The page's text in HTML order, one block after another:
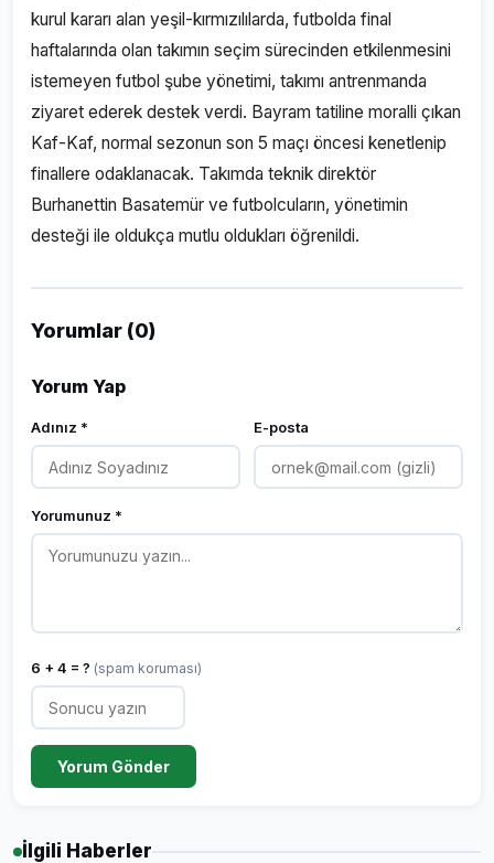
kurul kararı alan yeşil-kırmızılılarda, futbolda final
haftalarında olan takımın seçim sürecinden etkilenmesini
istemeyen futbol şube yönetimi, takımı antrenmanda
ziyaret ederek destek verdi. Bayram tatiline moralli çıkan
Kaf-Kaf, normal sezonun son 5 maçı öncesi kenetlenip
finallere odaklanacak. Takımda teknik direktör
Burhanettin Basatemür ve futbolcuların, yönetimin
desteği ile oldukça mutlu oldukları öğrenildi.
Yorumlar (0)
Yorum Yap
Adınız * E-posta
Yorumunuz *
6 + 4 = ? (spam koruması)
Yorum Gönder
İlgili Haberler